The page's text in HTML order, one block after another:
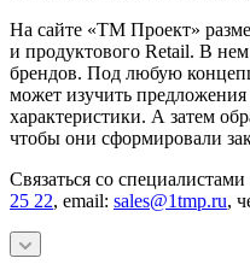
На сайте «ТМ Проект»
и продуктового Retail. В
брендов. Под любую
может изучить
характеристики. А затем
чтобы они сформировали
Связаться со
25 22, email: sales@1tmp.ru,